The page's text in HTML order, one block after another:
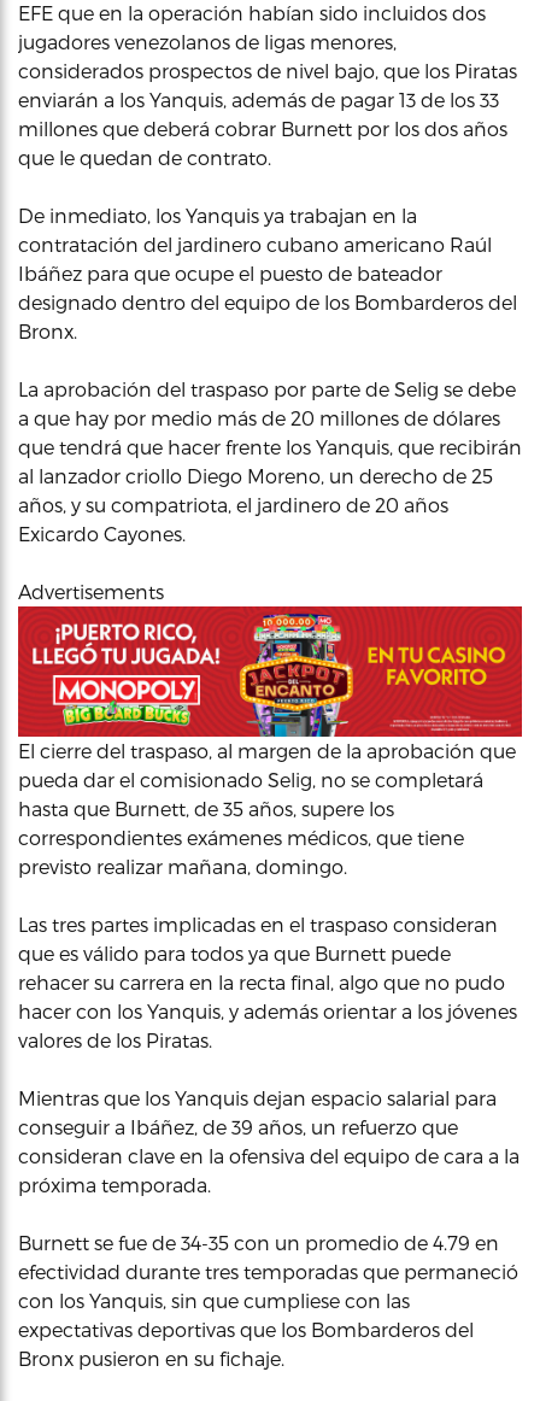
EFE que en la operación habían sido incluidos dos
jugadores venezolanos de ligas menores,
considerados prospectos de nivel bajo, que los Piratas
enviarán a los Yanquis, además de pagar 13 de los 33
millones que deberá cobrar Burnett por los dos años
que le quedan de contrato.
De inmediato, los Yanquis ya trabajan en la
contratación del jardinero cubano americano Raúl
Ibáñez para que ocupe el puesto de bateador
designado dentro del equipo de los Bombarderos del
Bronx.
La aprobación del traspaso por parte de Selig se debe
a que hay por medio más de 20 millones de dólares
que tendrá que hacer frente los Yanquis, que recibirán
al lanzador criollo Diego Moreno, un derecho de 25
años, y su compatriota, el jardinero de 20 años
Exicardo Cayones.
Advertisements
El cierre del traspaso, al margen de la aprobación que
pueda dar el comisionado Selig, no se completará
hasta que Burnett, de 35 años, supere los
correspondientes exámenes médicos, que tiene
previsto realizar mañana, domingo.
Las tres partes implicadas en el traspaso consideran
que es válido para todos ya que Burnett puede
rehacer su carrera en la recta final, algo que no pudo
hacer con los Yanquis, y además orientar a los jóvenes
valores de los Piratas.
Mientras que los Yanquis dejan espacio salarial para
conseguir a Ibáñez, de 39 años, un refuerzo que
consideran clave en la ofensiva del equipo de cara a la
próxima temporada.
Burnett se fue de 34-35 con un promedio de 4.79 en
efectividad durante tres temporadas que permaneció
con los Yanquis, sin que cumpliese con las
expectativas deportivas que los Bombarderos del
Bronx pusieron en su fichaje.